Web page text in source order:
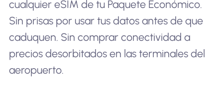
cualquier eSIM de tu Paquete Económico.
Sin prisas por usar tus datos antes de que
caduquen. Sin comprar conectividad a
precios desorbitados en las terminales del
aeropuerto.